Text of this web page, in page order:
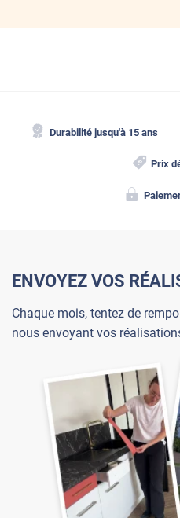
Durabilité jusqu'à 15 ans
Prix
ENVOYEZ VOS
Chaque mois, tentez de
nous envoyant vos